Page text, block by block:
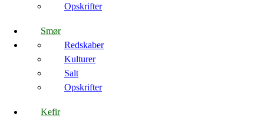
Opskrifter
Smør
Redskaber
Kulturer
Salt
Opskrifter
Kefir